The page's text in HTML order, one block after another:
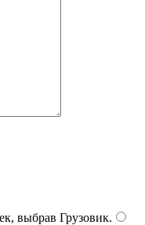
выбрав Грузовик.